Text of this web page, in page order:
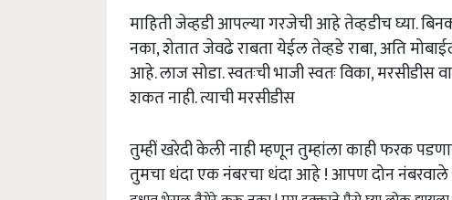
माहिती जेव्हडी आपल्या गरजेची आहे तेव्हडीच घ्या.
नका, शेतात जेवढे राबता येईल तेव्हडे राबा, अति
आहे. लाज सोडा. स्वतःची भाजी स्वतः विका,
शकत नाही. त्याची मरसीडीस
तुम्हीं खरेदी केली नाही म्हणून तुम्हांला काही फरक
तुमचा धंदा एक नंबरचा धंदा आहे ! आपण दोन नंबरवाले
दुधात भेसळ वैगेरे करू नका ! मग हक्काने पैसे घ्या लोक